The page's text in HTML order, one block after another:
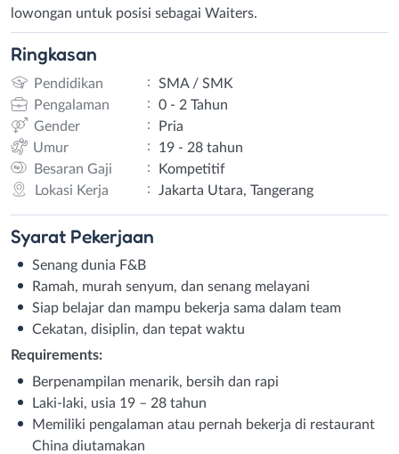
lowongan untuk posisi sebagai Waiters.
Ringkasan
Pendidikan :
SMA / SMK
Pengalaman
:
0 - 2 Tahun
Gender
:
Pria
Umur
:
19 - 28 tahun
Besaran Gaji
:
Kompetitif
Lokasi Kerja
: Jakarta Utara, Tangerang
Syarat Pekerjaan
Senang dunia F&B
Ramah, murah senyum, dan senang melayani
Siap belajar dan mampu bekerja sama dalam team
Cekatan, disiplin, dan tepat waktu
Requirements:
Berpenampilan menarik, bersih dan rapi
Laki-laki, usia 19 – 28 tahun
Memiliki pengalaman atau pernah bekerja di restaurant
China diutamakan